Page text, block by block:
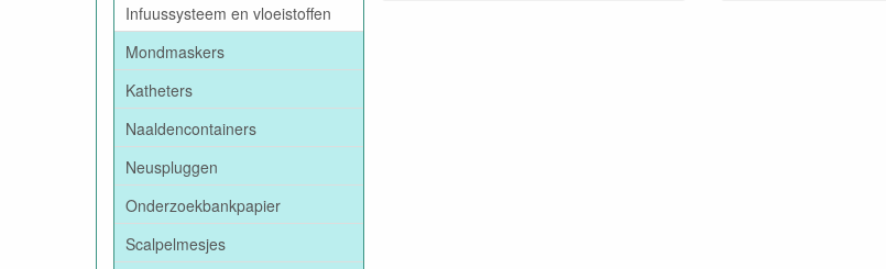
Infuussysteem en vloeistoffen
Mondmaskers
Katheters
Naaldencontainers
Neuspluggen
Onderzoekbankpapier
Scalpelmesjes